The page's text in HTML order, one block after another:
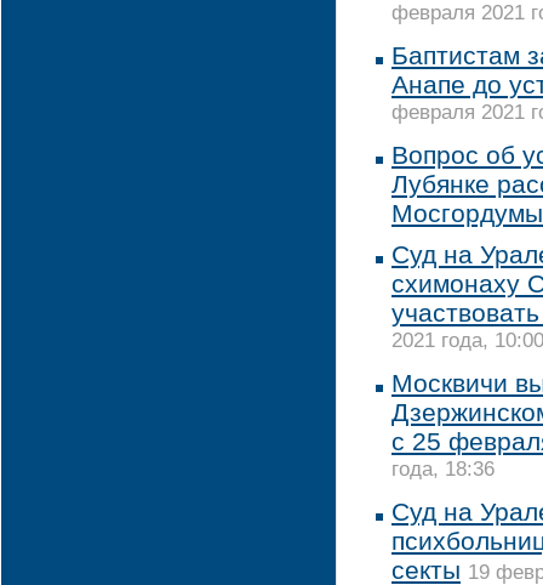
февраля 2021
Баптистам
Анапе до
февраля 2021
Вопрос об
Лубянке
Мосгордумы
Суд на
схимонаху
2021 года, 10:00
Москвичи
с 25
года, 18:36
Суд на
секты 19